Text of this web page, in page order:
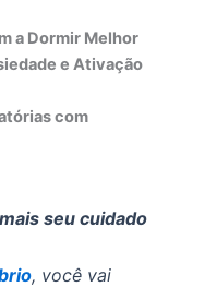
a Dormir Melhor
e Ativação
com
seu cuidado
, você vai